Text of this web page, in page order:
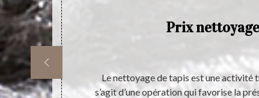
est
Prix
Le nettoyage de tapis est une activité
s’agit d’une opération qui favorise la